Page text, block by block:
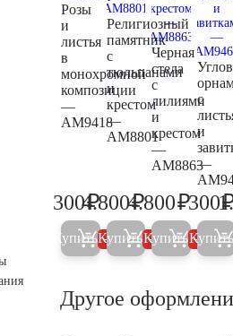
Розы
и
листья
в
монохромной
композиции
—
AM9418
300
300₽
Купить 5%
Религиозный
памятник
с
тюльпанами
и
крестом
—
AM8801
5.000
4.800₽
Купить 5%
Черная
стела
с
лилиями
и
крестом
—
AM8863
5.000
4.800₽
Купить 5%
с
и
—
300
Купить
Другое